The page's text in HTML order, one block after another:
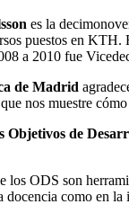
es la
puestos en KTH.
a 2010 fue
de Madrid
nos muestre
de
los ODS son
docencia como en la